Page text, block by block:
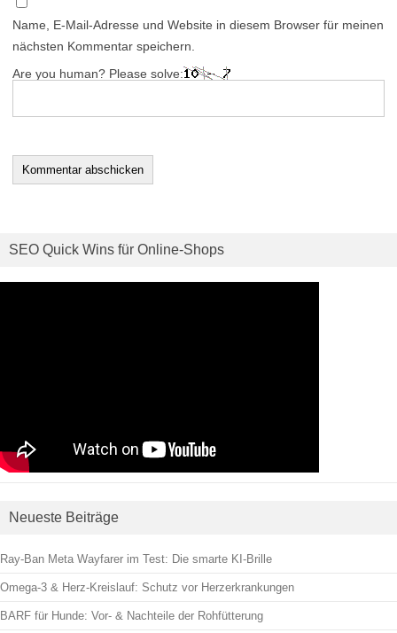
Name, E-Mail-Adresse und Website in diesem Browser für meinen
nächsten Kommentar speichern.
Are you human? Please solve:
SEO Quick Wins für Online-Shops
Neueste Beiträge
Ray-Ban Meta Wayfarer im Test: Die smarte KI-Brille
Omega-3 & Herz-Kreislauf: Schutz vor Herzerkrankungen
BARF für Hunde: Vor- & Nachteile der Rohfütterung